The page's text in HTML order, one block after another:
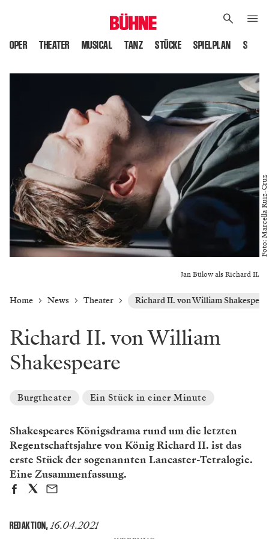
OPER THEATER MUSICAL TANZ STÜCKE SPIELPLAN
Jan Bülow als Richard II.
Foto: Marcella Ruiz-Cruz
Home News Theater Richard II. von William
Richard II. von William
Shakespeare
Burgtheater Ein Stück in einer Minute
Shakespeares Königsdrama rund um die letzten
Regentschaftsjahre von König Richard II. ist das
erste Stück der sogenannten Lancaster-Tetralogie.
Eine Zusammenfassung.
REDAKTION, 16.04.2021